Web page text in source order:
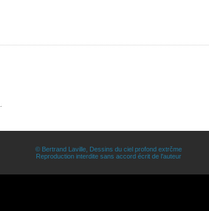
© Bertrand Laville, Dessins du ciel profond extrčme
Reproduction interdite sans accord écrit de l'auteur